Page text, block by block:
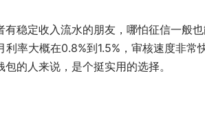
稳定收入流水的朋友，哪怕征信一般
率大概在0.8%到1.5%，审核速度非常
的人来说，是个挺实用的选择。